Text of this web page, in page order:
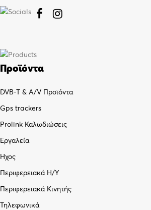
 
Προϊόντα
DVB-T & A/V Προϊόντα
Gps trackers
Prolink Καλωδιώσεις
Εργαλεία
Ήχος
Περιφερειακά Η/Υ
Περιφερειακά Κινητής
Τηλεφωνικά